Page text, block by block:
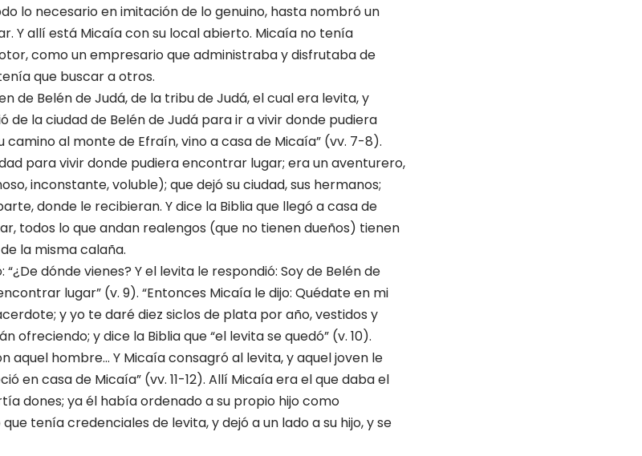
lo necesario en imitación de lo genuino, hasta nombró un
Y allí está Micaía con su local abierto. Micaía no tenía
como un empresario que administraba y disfrutaba de
que buscar a otros.
de Belén de Judá, de la tribu de Judá, el cual era levita, y
la ciudad de Belén de Judá para ir a vivir donde pudiera
al monte de Efraín, vino a casa de Micaía” (vv. 7-8).
para vivir donde pudiera encontrar lugar; era un aventurero,
inconstante, voluble); que dejó su ciudad, sus hermanos;
donde le recibieran. Y dice la Biblia que llegó a casa de
todos lo que andan realengos (que no tienen dueños) tienen
la misma calaña.
dónde vienes? Y el levita le respondió: Soy de Belén de
lugar” (v. 9). “Entonces Micaía le dijo: Quédate en mi
y yo te daré diez siclos de plata por año, vestidos y
ofreciendo; y dice la Biblia que “el levita se quedó” (v. 10).
aquel hombre… Y Micaía consagró al levita, y aquel joven le
en casa de Micaía” (vv. 11-12). Allí Micaía era el que daba el
dones; ya él había ordenado a su propio hijo como
tenía credenciales de levita, y dejó a un lado a su hijo, y se